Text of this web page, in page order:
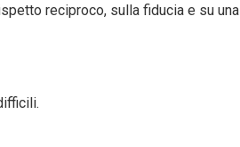
reciproco, sulla fiducia e su